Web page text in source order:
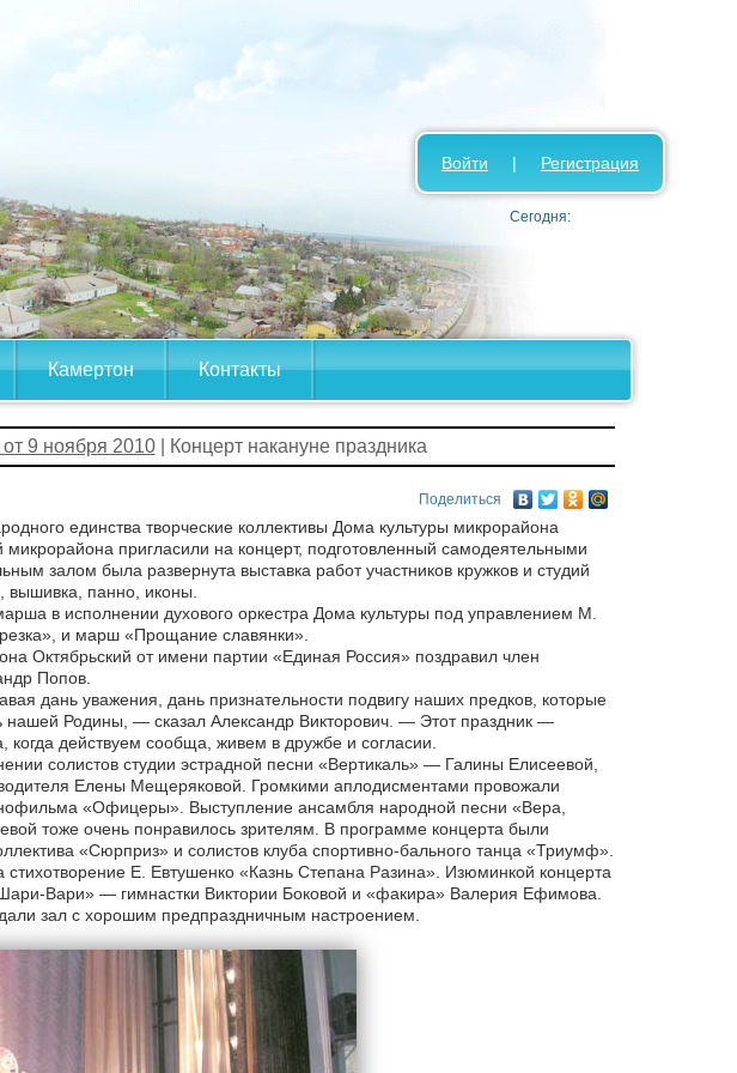
Камертон Контакты
Войти | Регистрация
Сегодня:
9 ноября 2010| Концерт накануне праздника
Поделиться
единства творческие коллективы Дома культуры микрорайона
пригласили на концерт, подготовленный самодеятельными
залом была развернута выставка работ участников кружков и студий
вышивка, панно, иконы.
в исполнении духового оркестра Дома культуры под управлением М.
и марш «Прощание славянки».
Октябрьский от имени партии «Единая Россия» поздравил член
Попов.
дань уважения, дань признательности подвигу наших предков, которые
нашей Родины, — сказал Александр Викторович. — Этот праздник —
когда действуем сообща, живем в дружбе и согласии.
солистов студии эстрадной песни «Вертикаль» — Галины Елисеевой,
Елены Мещеряковой. Громкими аплодисментами провожали
«Офицеры». Выступление ансамбля народной песни «Вера,
тоже очень понравилось зрителям. В программе концерта были
«Сюрприз» и солистов клуба спортивно-бального танца «Триумф».
Е. Евтушенко «Казнь Степана Разина». Изюминкой концерта
Вари» — гимнастки Виктории Боковой и «факира» Валерия Ефимова.
зал с хорошим предпраздничным настроением.